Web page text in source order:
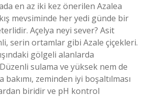
en az iki kez önerilen Azalea
mevsiminde her yedi günde bir
Açelya neyi sever? Asit
serin ortamlar gibi Azale çiçekleri.
gölgeli alanlarda
sulama ve yüksek nem de
zeminden iyi boşaltılması
biridir ve pH kontrol